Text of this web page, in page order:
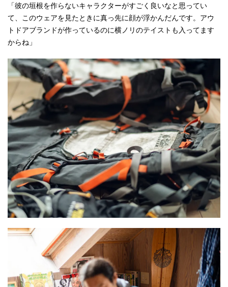
「彼の垣根を作らないキャラクターがすごく良いなと思ってい
て、このウェアを見たときに真っ先に顔が浮かんだんです。アウ
トドアブランドが作っているのに横ノリのテイストも入ってます
からね」